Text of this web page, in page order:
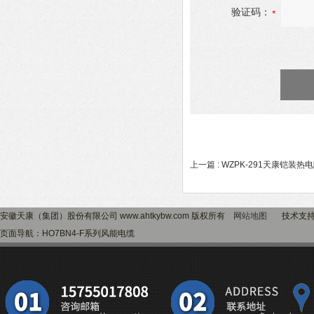
验证码：
上一篇 : WZPK-291天康铠装热
安徽天康（集团）股份有限公司 www.ahtkybw.com 版权所有 网站地图
技术支
页面导航：HO7BN4-F系列风能电缆